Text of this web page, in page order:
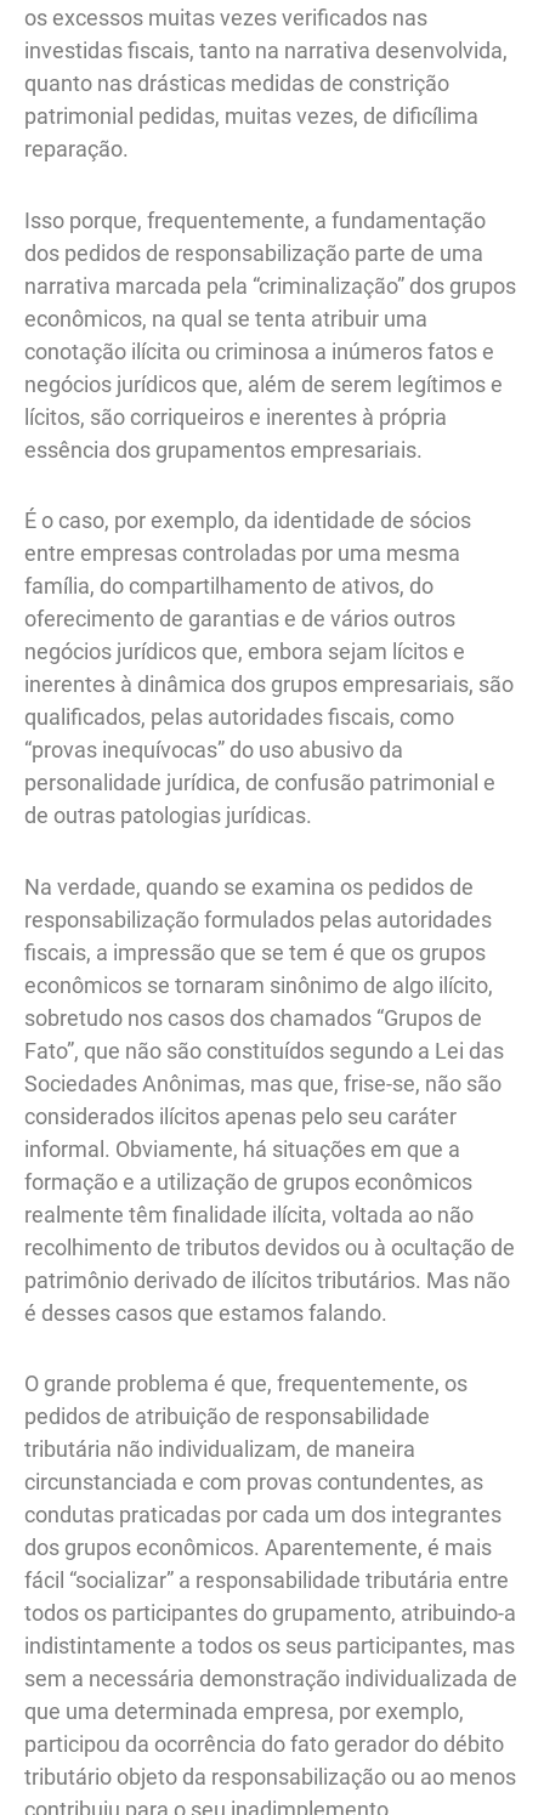
os excessos muitas vezes verificados nas
investidas fiscais, tanto na narrativa desenvolvida,
quanto nas drásticas medidas de constrição
patrimonial pedidas, muitas vezes, de dificílima
reparação.
Isso porque, frequentemente, a fundamentação
dos pedidos de responsabilização parte de uma
narrativa marcada pela “criminalização” dos grupos
econômicos, na qual se tenta atribuir uma
conotação ilícita ou criminosa a inúmeros fatos e
negócios jurídicos que, além de serem legítimos e
lícitos, são corriqueiros e inerentes à própria
essência dos grupamentos empresariais.
É o caso, por exemplo, da identidade de sócios
entre empresas controladas por uma mesma
família, do compartilhamento de ativos, do
oferecimento de garantias e de vários outros
negócios jurídicos que, embora sejam lícitos e
inerentes à dinâmica dos grupos empresariais, são
qualificados, pelas autoridades fiscais, como
“provas inequívocas” do uso abusivo da
personalidade jurídica, de confusão patrimonial e
de outras patologias jurídicas.
Na verdade, quando se examina os pedidos de
responsabilização formulados pelas autoridades
fiscais, a impressão que se tem é que os grupos
econômicos se tornaram sinônimo de algo ilícito,
sobretudo nos casos dos chamados “Grupos de
Fato”, que não são constituídos segundo a Lei das
Sociedades Anônimas, mas que, frise-se, não são
considerados ilícitos apenas pelo seu caráter
informal. Obviamente, há situações em que a
formação e a utilização de grupos econômicos
realmente têm finalidade ilícita, voltada ao não
recolhimento de tributos devidos ou à ocultação de
patrimônio derivado de ilícitos tributários. Mas não
é desses casos que estamos falando.
O grande problema é que, frequentemente, os
pedidos de atribuição de responsabilidade
tributária não individualizam, de maneira
circunstanciada e com provas contundentes, as
condutas praticadas por cada um dos integrantes
dos grupos econômicos. Aparentemente, é mais
fácil “socializar” a responsabilidade tributária entre
todos os participantes do grupamento, atribuindo-a
indistintamente a todos os seus participantes, mas
sem a necessária demonstração individualizada de
que uma determinada empresa, por exemplo,
participou da ocorrência do fato gerador do débito
tributário objeto da responsabilização ou ao menos